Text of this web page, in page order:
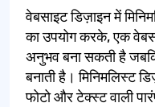
वेबसाइट डिज़ाइन में
का उपयोग करके, एक
अनुभव बना सकती है
बनाती है। मिनिमलिस्ट
फोटो और टेक्स्ट वाली